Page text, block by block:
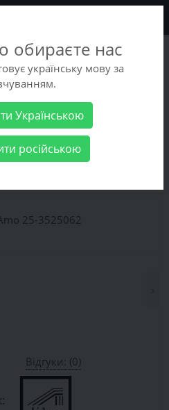
+38 (068) 486-90-09
+38 (093) 486-90-09
Кеди L`Amo 25-3525062
Відгуки: (0)
обираєте нас
українську мову за
Українською
російською